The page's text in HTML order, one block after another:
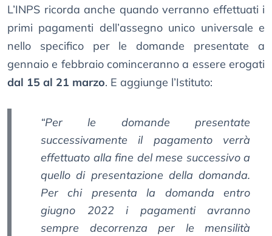
L’INPS ricorda anche quando verranno effettuati i
primi pagamenti dell’assegno unico universale e
nello specifico per le domande presentate a
gennaio e febbraio cominceranno a essere erogati
dal 15 al 21 marzo. E aggiunge l’Istituto:
“Per le domande presentate
successivamente il pagamento verrà
effettuato alla fine del mese successivo a
quello di presentazione della domanda.
Per chi presenta la domanda entro
giugno 2022 i pagamenti avranno
sempre decorrenza per le mensilità